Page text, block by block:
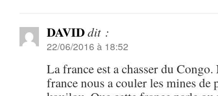
DAVIDdit :
22/06/2016 à 18:52
La france est a chasser du
france nous a couler les mines de